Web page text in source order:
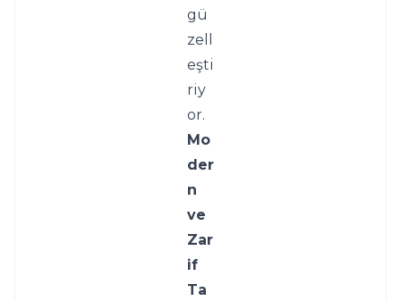
gü
zell
eşti
riy
or.
Mo
der
n
ve
Zar
if
Ta